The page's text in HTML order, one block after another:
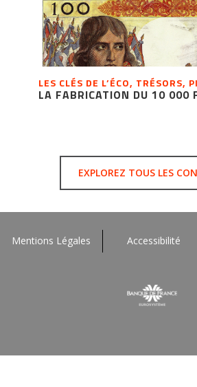
LES CLÉS DE L’ÉCO, TRÉSORS,
LA FABRICATION DU 10 000
EXPLOREZ TOUS LES
Mentions Légales Accessibilité